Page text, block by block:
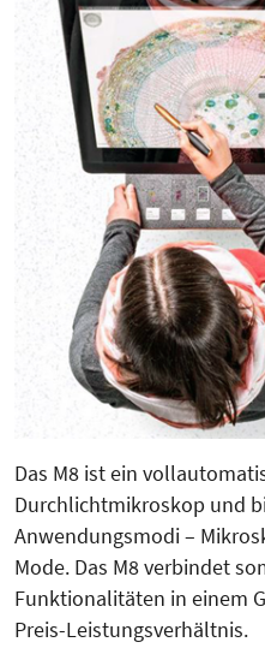
Das M8 ist ein
Durchlichtmikroskop und
An­wen­dungsmodi –
Mode. Das M8 verbindet
Funktionalitäten in einem
Preis-Leistungsverhältnis.